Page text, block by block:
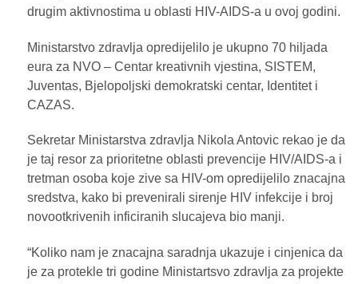
drugim aktivnostima u oblasti HIV-AIDS-a u ovoj godini.
Ministarstvo zdravlja opredijelilo je ukupno 70 hiljada
eura za NVO – Centar kreativnih vjestina, SISTEM,
Juventas, Bjelopoljski demokratski centar, Identitet i
CAZAS.
Sekretar Ministarstva zdravlja Nikola Antovic rekao je da
je taj resor za prioritetne oblasti prevencije HIV/AIDS-a i
tretman osoba koje zive sa HIV-om opredijelilo znacajna
sredstva, kako bi prevenirali sirenje HIV infekcije i broj
novootkrivenih inficiranih slucajeva bio manji.
“Koliko nam je znacajna saradnja ukazuje i cinjenica da
je za protekle tri godine Ministartsvo zdravlja za projekte